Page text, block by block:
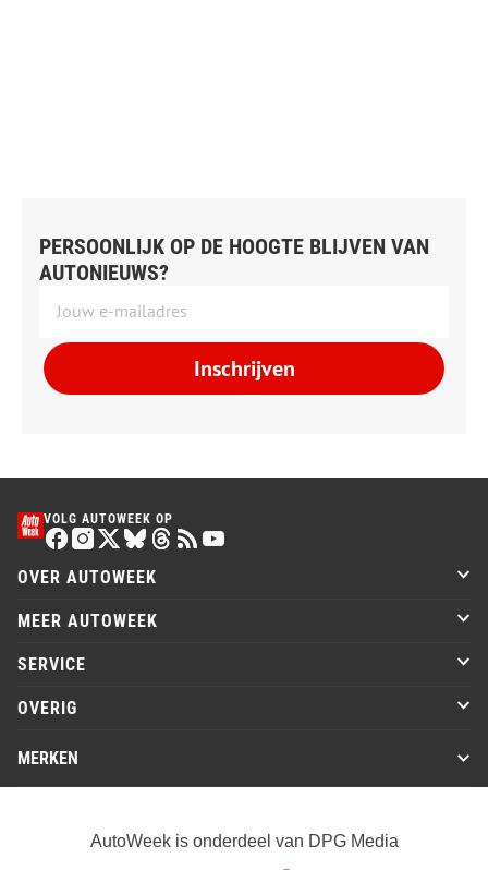
PERSOONLIJK OP DE HOOGTE BLIJVEN VAN
AUTONIEUWS?
Inschrijven
VOLG AUTOWEEK OP
OVER AUTOWEEK
MEER AUTOWEEK
SERVICE
OVERIG
MERKEN
AutoWeek is onderdeel van DPG Media